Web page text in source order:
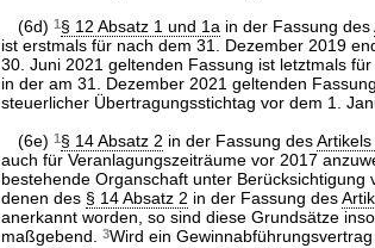
(6d) 1 § 12 Absatz 1 und 1a in der Fassung des
ist erstmals für nach dem 31. Dezember 2019
30. Juni 2021 geltenden Fassung ist letztmals
in der am 31. Dezember 2021 geltenden
steuerlicher Übertragungsstichtag vor dem 1.
(6e) 1 § 14 Absatz 2 in der Fassung des
auch für Veranlagungszeiträume vor 2017
bestehende Organschaft unter
denen des § 14 Absatz 2 in der Fassung des
anerkannt worden, so sind diese Grundsätze
maßgebend. 3Wird ein